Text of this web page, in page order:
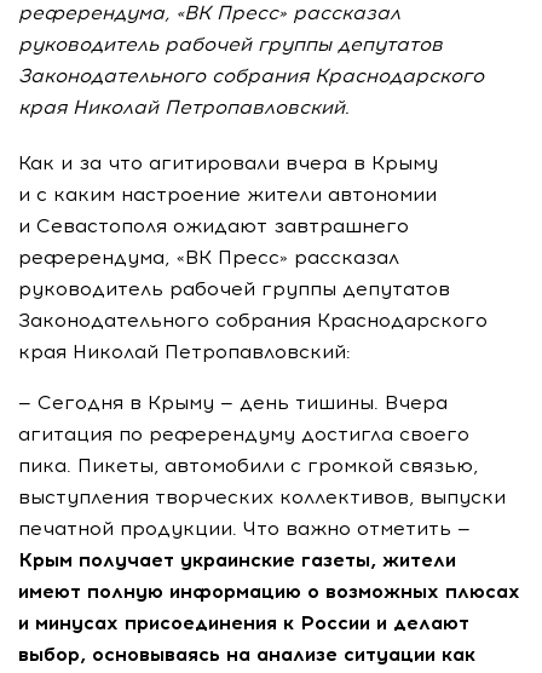
референдума, «ВК Пресс» рассказал
руководитель рабочей группы депутатов
Законодательного собрания Краснодарского
края Николай Петропавловский.
Как и за что агитировали вчера в Крыму
и с каким настроение жители автономии
и Севастополя ожидают завтрашнего
референдума, «ВК Пресс» рассказал
руководитель рабочей группы депутатов
Законодательного собрания Краснодарского
края Николай Петропавловский:
— Сегодня в Крыму — день тишины. Вчера
агитация по референдуму достигла своего
пика. Пикеты, автомобили с громкой связью,
выступления творческих коллективов, выпуски
печатной продукции. Что важно отметить —
Крым получает украинские газеты, жители
имеют полную информацию о возможных плюсах
и минусах присоединения к России и делают
выбор, основываясь на анализе ситуации как